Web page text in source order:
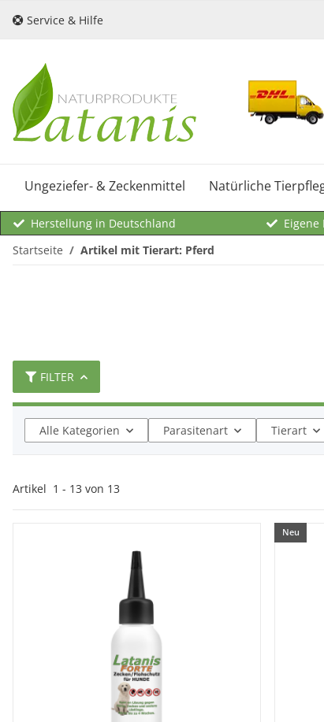
Service & Hilfe
Ungeziefer- & Zeckenmittel Natürliche
Herstellung in Deutschland Eigene
Startseite
Artikel mit Tierart: Pferd
FILTER
Alle Kategorien Parasitenart Tierart
Artikel 1 - 13 von 13
Neu